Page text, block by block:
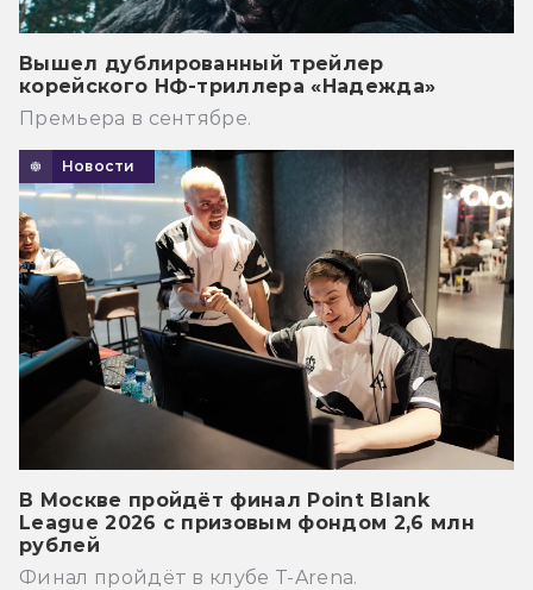
Вышел дублированный трейлер
корейского НФ-триллера «Надежда»
Премьера в сентябре.
Новости
В Москве пройдёт финал Point Blank
League 2026 с призовым фондом 2,6 млн
рублей
Финал пройдёт в клубе T-Arena.